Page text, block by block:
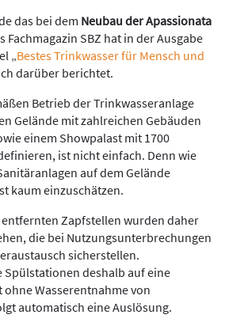
das bei dem Neubau der Apassionata
Fachmagazin SBZ hat in der Ausgabe
„Bestes Trinkwasser für Mensch und
darüber berichtet.
Betrieb der Trinkwasseranlage
Gelände mit zahlreichen Gebäuden
einem Showpalast mit 1700
ist nicht einfach. Denn wie
auf dem Gelände
kaum einzuschätzen.
Zapfstellen wurden daher
die bei Nutzungsunterbrechungen
sicherstellen.
deshalb auf eine
ohne Wasserentnahme von
automatisch eine Auslösung.